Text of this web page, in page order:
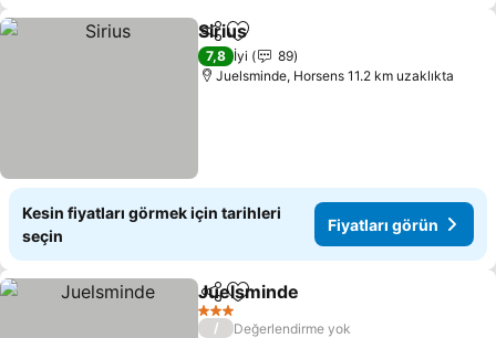
PaylaşFavorilerime ekle
Sirius
7,8 İyi
89
Juelsminde, Horsens 11.2 km uzaklıkta
Kesin fiyatları görmek için tarihleri
seçin
Fiyatları görün
PaylaşFavorilerime ekle
Juelsminde
3 Yıldız
/
Değerlendirme yok